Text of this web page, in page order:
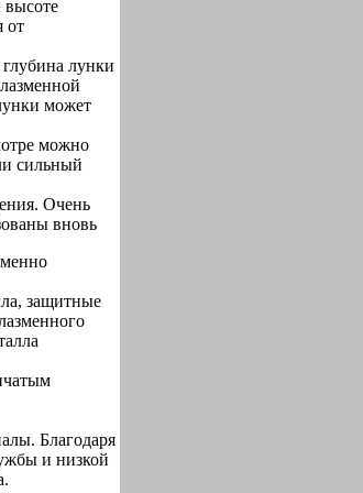
высоте
от
глубина лунки
может
можно
сильный
Очень
вновь
защитные
Благодаря
и низкой